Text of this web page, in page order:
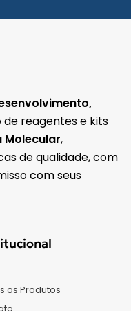
de reagentes e kits
Molecular,
de qualidade, com
com seus
os Produtos